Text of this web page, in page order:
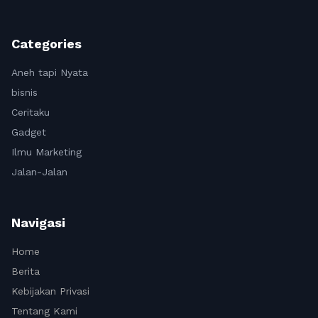
Categories
Aneh tapi Nyata
bisnis
Ceritaku
Gadget
Ilmu Marketing
Jalan-Jalan
Navigasi
Home
Berita
Kebijakan Privasi
Tentang Kami